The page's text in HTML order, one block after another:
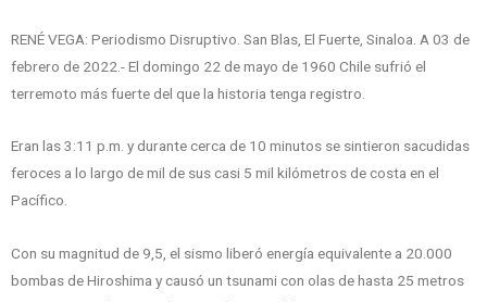
RENÉ VEGA: Periodismo Disruptivo. San Blas, El Fuerte, Sinaloa. A 03 de
febrero de 2022.- El domingo 22 de mayo de 1960 Chile sufrió el
terremoto más fuerte del que la historia tenga registro.
Eran las 3:11 p.m. y durante cerca de 10 minutos se sintieron sacudidas
feroces a lo largo de mil de sus casi 5 mil kilómetros de costa en el
Pacífico.
Con su magnitud de 9,5, el sismo liberó energía equivalente a 20.000
bombas de Hiroshima y causó un tsunami con olas de hasta 25 metros